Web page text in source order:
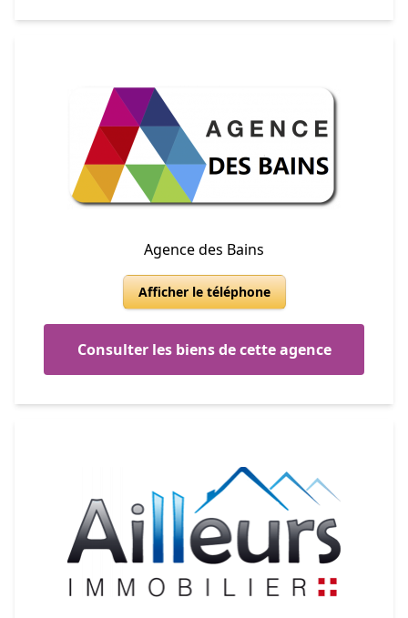
Agence des Bains
Afficher le téléphone
Consulter les biens de cette agence